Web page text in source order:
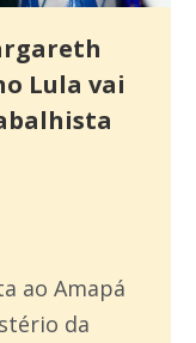
Lula vai
ao Amapá
da